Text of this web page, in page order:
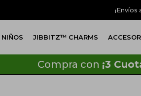
NIÑOS JIBBITZ™ CHARMS
Compra con ¡3